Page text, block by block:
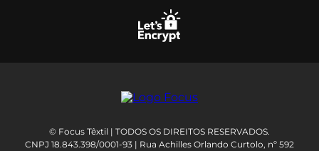
© Focus Têxtil | TODOS OS DIREITOS RESERVADOS.
CNPJ 18.843.398/0001-93 | Rua Achilles Orlando Curtolo, nº 592